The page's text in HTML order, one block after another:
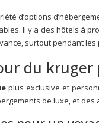
d’options
Il y a des hôtels à
surtout pendant
du
plus exclusive et
de luxe, et des